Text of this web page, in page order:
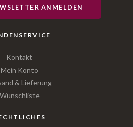
ANMELDEN
Kontakt
Mein Konto
& Lieferung
Wunschliste